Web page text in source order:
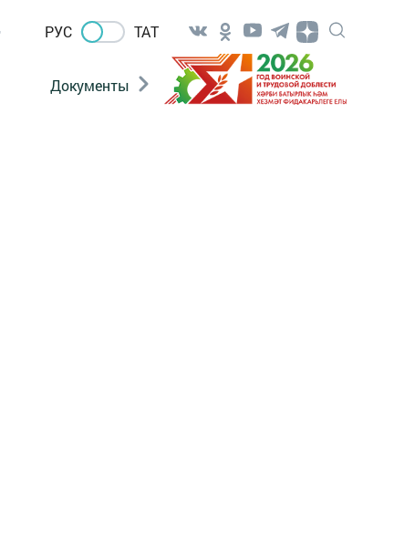
РУС ТАТ
Документы Патриотизм